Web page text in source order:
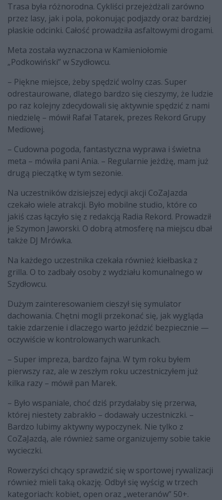
Trasa była różnorodna. Cykliści przejeżdżali zarówno
przez lasy, jak i pola, pokonując podjazdy oraz bardziej
płaskie odcinki. Całość prowadziła asfaltowymi drogami.
Meta została wyznaczona w Kamieniołomie
„Podkowiński” w Szydłowcu.
– Piękne miejsce, żeby spędzić wolny czas. Super
odrestaurowane, dlatego bardzo się cieszymy, że ludzie
po raz kolejny zdecydowali się aktywnie spędzić z nami
niedzielę – mówił Rafał Tatarek, prezes Rekord Grupy
Mediowej.
– Cudowna pogoda, fantastyczna wyprawa i świetna
meta – mówiła pani Ania. – Regularnie jeżdżę, mam już
drugą pieczątkę w tym sezonie.
Na uczestników dzisiejszej edycji akcji CoZaJazda
czekało wiele atrakcji. Było mobilne studio, które co
jakiś czas łączyło się z redakcją Radia Rekord. Prowadził
je Szymon Jaworski. O dobrą atmosferę na miejscu dbał
także DJ Mrówka.
Na każdego uczestnika czekała również kiełbaska z
grilla. O to zadbały osoby z wydziału komunalnego w
Szydłowcu.
Dużym zainteresowaniem cieszył się symulator
dachowania. Chętni mogli przekonać się, jak wygląda
takie zdarzenie i dlaczego warto jeździć bezpiecznie —
oczywiście w kontrolowanych warunkach.
– Super impreza, bardzo fajna. W tym roku byłem
pierwszy raz, ale w zeszłym roku uczestniczyłem już
kilka razy – mówił pan Marek.
– Było wspaniale, choć dziś przydałaby się przerwa,
której niestety zabrakło – dodawały uczestniczki. –
Bardzo lubimy aktywny wypoczynek. Nie tylko z
CoZaJazdą, ale również same organizujemy sobie takie
wycieczki.
Rowerzyści chcący sprawdzić się w sportowej rywalizacji
również mieli taką okazję. Odbył się wyścig w trzech
kategoriach: kobiet, open oraz „weteranów” 50+.